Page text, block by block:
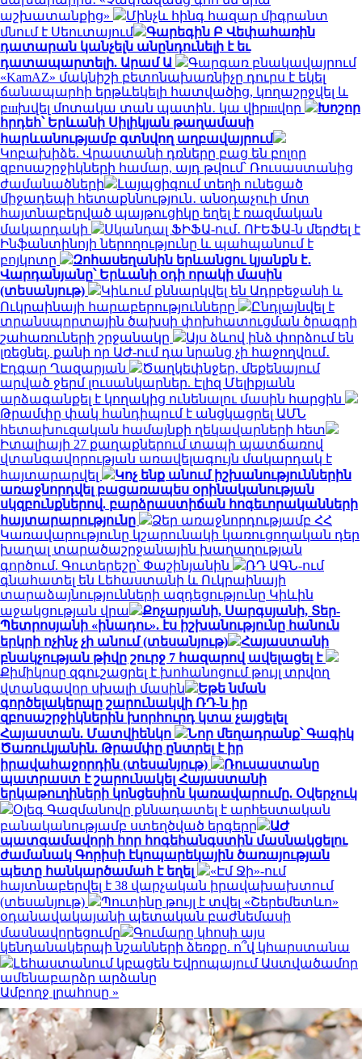
աշխատանքից»
Մինչև հինգ հազար միգրանտ
մնում է Սեուտայում
Գարեգին Բ Վեփահառին
դատարան կանչելն անընդունելի է եւ
դատապարտելի. Արամ Ա
Գարգառ բնակավայրում
«KamAZ» մակնիշի բետոնախառնիչը դուրս է եկել
ճանապարհի երթևեկելի հատվածից, կողաշրջվել և
բшխվել մոտակա տան պատին․ կա վիրшվոր
Խոշոր
հրդեհ՝ Երևանի Սիլիկյան թաղամասի
հարևանությամբ գտնվող աղբավայրում
Կոբախիձե. Վրաստանի դռները բաց են բոլոր
զբոսաշրջիկների համար, այդ թվում՝ Ռուսաստանից
ժամանածների
Լայպցիգում տեղի ունեցած
միջադեպի հետաքննություն․ անօդաչուի մոտ
հայտնաբերված պայթուցիկը եղել է ռազմական
մակարդակի
Սկանդալ ՖԻՖԱ-ում․ ՈՒԵՖԱ-ն մերժել է
Ինֆանտինոյի ներողությունը և պահպանում է
բոյկոտը
Զոհասեղանին երևանցու կյանքն է․
Վարդանյանը՝ Երևանի օդի որակի մասին
(տեսանյութ)
Կիևում քննարկվել են Ադրբեջանի և
Ուկրաինայի հարաբերությունները
Ընդլայնվել է
տրանսպորտային ծախսի փոխհատուցման ծրագրի
շահառուների շրջանակը
Այս ձևով ինձ փորձում են
լռեցնել, քանի որ ԱԺ-ում դա նրանց չի հաջողվում․
Էդգար Ղազարյան
Ծաղկեփնջեր, մեքենայում
արված ջերմ լուսանկարներ. Էլիզ Մելիքյանն
արձագանքել է կողակից ունենալու մասին հարցին
Թրամփը փակ հանդիպում է անցկացրել ԱՄՆ
հետախուզական համայնքի ղեկավարների հետ
Իտալիայի 27 քաղաքներում տապի պատճառով
վտանգավորության առավելագույն մակարդակ է
հայտարարվել
Կոչ ենք անում իշխանություններին
առաջնորդվել բացառապես օրինականության
սկզբունքներով. բարձրաստիճան հոգեւորականների
հայտարարությունը
Ձեր առաջնորդությամբ ՀՀ
Կառավարությունը կշարունակի կառուցողական դեր
խաղալ տարածաշրջանային խաղաղության
գործում. Գուտերեշը՝ Փաշինյանին
ՌԴ ԱԳՆ-ում
գնահատել են Լեհաստանի և Ուկրաինայի
տարաձայնությունների ազդեցությունը Կիևին
աջակցության վրա
Քոչարյանի, Սարգսյանի, Տեր-
Պետրոսյանի «ինադու». էս իշխանությունը հանուն
երկրի ոչինչ չի անում (տեսանյութ)
Հայաստանի
բնակչության թիվը շուրջ 7 հազարով ավելացել է
Քիմիկոսը զգուշացրել է խոհանոցում թույլ տրվող
վտանգավոր սխալի մասին
Եթե նման
գործելակերպը շարունակվի ՌԴ-ն իր
զբոսաշրջիկներին խորհուրդ կտա չայցելել
Հայաստան. Մատվիենկո
Նոր մեղադրանք՝ Գագիկ
Ծառուկյանին. Թրամփը ընտրել է իր
իրավահաջորդին (տեսանյութ)
Ռուսաստանը
պատրաստ է շարունակել Հայաստանի
երկաթուղիների կոնցեսիոն կառավարումը. Օվերչուկ
Օլեգ Գազմանովը քննադատել է արհեստական
բանականությամբ ստեղծված երգերը
ԱԺ
պատգամավորի հոր հոգեհանգստին մասնակցելու
ժամանակ Գորիսի էկոպարեկային ծառայության
պետը հանկարծամահ է եղել
«Էմ Ջի»-ում
հայտնաբերվել է 38 վարչական իրավախախտում
(տեսանյութ)
Պուտինը թույլ է տվել «Շերեմետևո»
օդանավակայանի պետական բաժնեմասի
մասնավորեցումը
Գումարը կհոսի այս
կենդանակերպի նշանների ձեռքը. ո՞վ կհարստանա
Լեհաստանում կբացեն Եվրոպայում Աստվածամոր
ամենաբարձր արձանը
Ամբողջ լրահոսը »